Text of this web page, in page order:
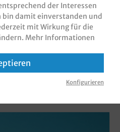
GEKAUFT
PRODUKTE
der Interessen
bin damit einverstanden und
mit Wirkung für die
Mehr Informationen
Konfigurieren